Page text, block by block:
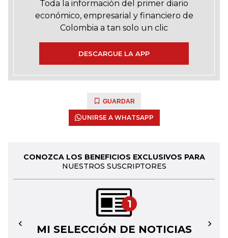
Toda la información del primer diario
económico, empresarial y financiero de
Colombia a tan solo un clic
DESCARGUE LA APP
GUARDAR
UNIRSE A WHATSAPP
CONOZCA LOS BENEFICIOS EXCLUSIVOS PARA
NUESTROS SUSCRIPTORES
1
MI SELECCIÓN DE NOTICIAS
← →